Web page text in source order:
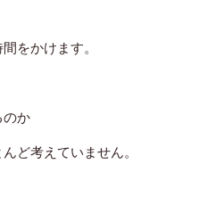
をかけます。
のか
ど考えていません。